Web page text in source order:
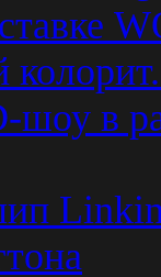
шоу в
Linkin